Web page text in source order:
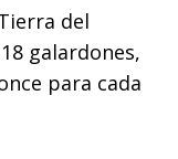
del
galardones,
para cada